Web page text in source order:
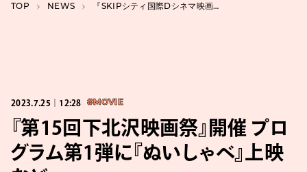
TOP NEWS 『SKIPシティ国際Dシネマ映画祭2023』、国際コンペティションのグランプリはシリア映画『この苗が育つ頃に』
2023.7.25｜12:28 #MOVIE
『第15回下北沢映画祭』開催 プロ
グラム第1弾に『ぬいしゃべ』上映